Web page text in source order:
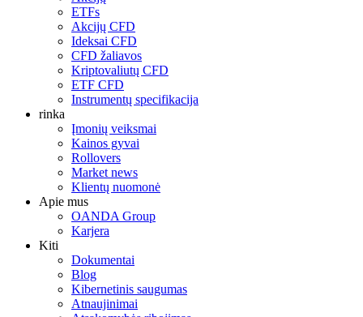
ETFs
Akcijų CFD
Ideksai CFD
CFD žaliavos
Kriptovaliutų CFD
ETF CFD
Instrumentų specifikacija
rinka
Įmonių veiksmai
Kainos gyvai
Rollovers
Market news
Klientų nuomonė
Apie mus
OANDA Group
Karjera
Kiti
Dokumentai
Blog
Kibernetinis saugumas
Atnaujinimai